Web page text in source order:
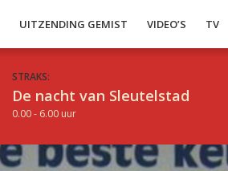
UITZENDING GEMIST VIDEO’S TV
STRAKS:
De nacht van Sleutelstad
0.00 - 6.00 uur